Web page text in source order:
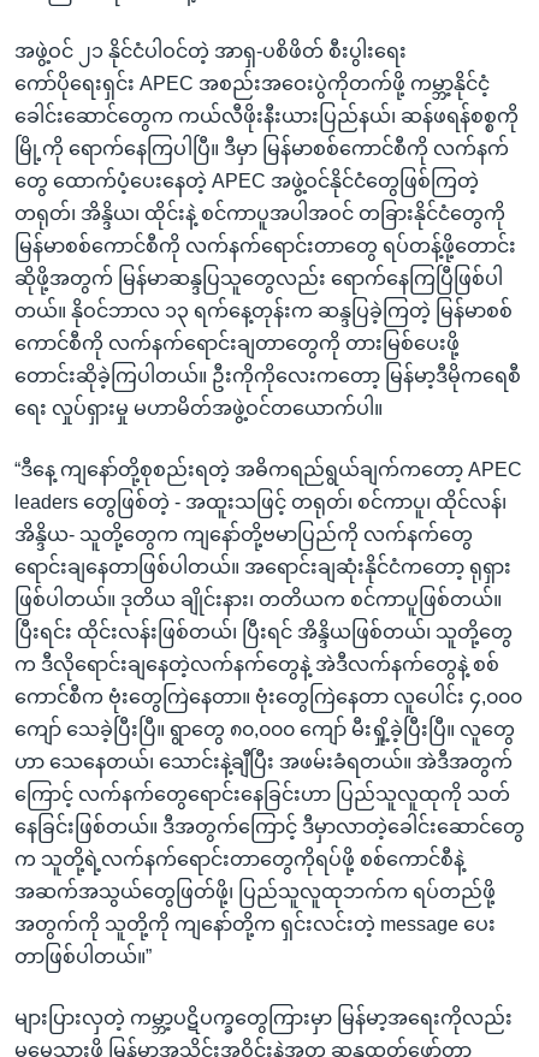
အဖွဲ့ဝင် ၂၁ နိုင်ငံပါဝင်တဲ့ အာရှ-ပစိဖိတ် စီးပွါးရေး
ကော်ပိုရေးရှင်း APEC အစည်းအဝေးပွဲကိုတက်ဖို့ ကမ္ဘာ့နိုင်ငံ့
ခေါင်းဆောင်တွေက ကယ်လီဖိုးနီးယားပြည်နယ်၊ ဆန်ဖရန်စစ္စကို
မြို့ကို ရောက်နေကြပါပြီ။ ဒီမှာ မြန်မာစစ်ကောင်စီကို လက်နက်
တွေ ထောက်ပံ့ပေးနေတဲ့ APEC အဖွဲ့ဝင်နိုင်ငံတွေဖြစ်ကြတဲ့
တရုတ်၊ အိန္ဒိယ၊ ထိုင်းနဲ့ စင်ကာပူအပါအဝင် တခြားနိုင်ငံတွေကို
မြန်မာစစ်ကောင်စီကို လက်နက်ရောင်းတာတွေ ရပ်တန့်ဖို့တောင်း
ဆိုဖို့အတွက် မြန်မာဆန္ဒပြသူတွေလည်း ရောက်နေကြပြီဖြစ်ပါ
တယ်။ နိုဝင်ဘာလ ၁၃ ရက်နေ့တုန်းက ဆန္ဒပြခဲ့ကြတဲ့ မြန်မာစစ်
ကောင်စီကို လက်နက်ရောင်းချတာတွေကို တားမြစ်ပေးဖို့
တောင်းဆိုခဲ့ကြပါတယ်။ ဦးကိုကိုလေးကတော့ မြန်မာ့ဒီမိုကရေစီ
ရေး လှုပ်ရှားမှု မဟာမိတ်အဖွဲ့ဝင်တယောက်ပါ။
“ဒီနေ့ ကျနော်တို့စုစည်းရတဲ့ အဓိကရည်ရွယ်ချက်ကတော့ APEC
leaders တွေဖြစ်တဲ့ - အထူးသဖြင့် တရုတ်၊ စင်ကာပူ၊ ထိုင်လန်၊
အိန္ဒိယ- သူတို့တွေက ကျနော်တို့ဗမာပြည်ကို လက်နက်တွေ
ရောင်းချနေတာဖြစ်ပါတယ်။ အရောင်းချဆုံးနိုင်ငံကတော့ ရုရှား
ဖြစ်ပါတယ်။ ဒုတိယ ချိုင်းနား၊ တတိယက စင်ကာပူဖြစ်တယ်။
ပြီးရင်း ထိုင်းလန်းဖြစ်တယ်၊ ပြီးရင် အိန္ဒိယဖြစ်တယ်၊ သူတို့တွေ
က ဒီလိုရောင်းချနေတဲ့လက်နက်တွေနဲ့ အဲဒီလက်နက်တွေနဲ့ စစ်
ကောင်စီက ဗုံးတွေကြဲနေတာ။ ဗုံးတွေကြဲနေတာ လူပေါင်း ၄,၀၀၀
ကျော် သေခဲ့ပြီးပြီ။ ရွာတွေ ၈၀,၀၀၀ ကျော် မီးရှို့ခဲ့ပြီးပြီ။ လူတွေ
ဟာ သေနေတယ်၊ သောင်းနဲ့ချီပြီး အဖမ်းခံရတယ်။ အဲဒီအတွက်
ကြောင့် လက်နက်တွေရောင်းနေခြင်းဟာ ပြည်သူလူထုကို သတ်
နေခြင်းဖြစ်တယ်။ ဒီအတွက်ကြောင့် ဒီမှာလာတဲ့ခေါင်းဆောင်တွေ
က သူတို့ရဲ့လက်နက်ရောင်းတာတွေကိုရပ်ဖို့ စစ်ကောင်စီနဲ့
အဆက်အသွယ်တွေဖြတ်ဖို့၊ ပြည်သူလူထုဘက်က ရပ်တည်ဖို့
အတွက်ကို သူတို့ကို ကျနော်တို့က ရှင်းလင်းတဲ့ message ပေး
တာဖြစ်ပါတယ်။”
များပြားလှတဲ့ ကမ္ဘာ့ပဋိပက္ခတွေကြားမှာ မြန်မာ့အရေးကိုလည်း
မမေ့သွားဖို့ မြန်မာအသိုင်းအဝိုင်းနဲ့အတူ ဆန္ဒထုတ်ဖော်တာ